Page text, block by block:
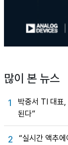
많이 본 뉴스
1
박중서 TI 대표,
된다”
2 “실시간 액추